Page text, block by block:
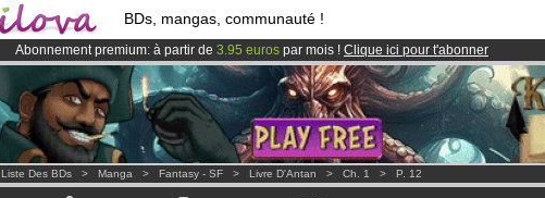
BDs, mangas, communauté !
Abonnement premium: à partir de 3.95 euros par mois ! Clique ici pour t'abonner
Déjà 100000membreset 1000BDs & Mangas!
LeKickstarter Amilova est désormais lancé
Liste Des BDs > Manga > Fantasy - SF > Livre D'Antan > Ch. 1 > P. 12